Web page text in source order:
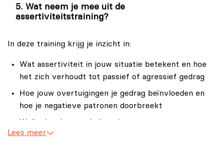
Nee zeggen
Wat neem je mee uit de
assertiviteitstraining?
In deze training krijg je inzicht in:
Wat assertiviteit in jouw situatie betekent en hoe
het zich verhoudt tot passief of agressief gedrag
Hoe jouw overtuigingen je gedrag beïnvloeden en
hoe je negatieve patronen doorbreekt
Welke handvatten je kunt inzetten om grenzen te
stellen en nee te zeggen zonder schuldgevoel
Lees meer